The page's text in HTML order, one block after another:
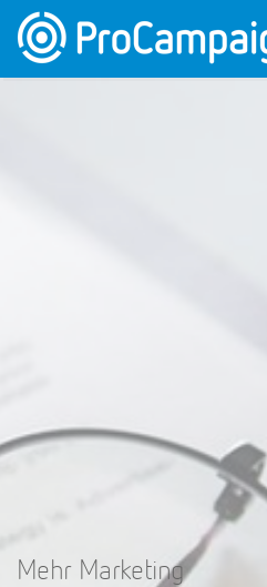
Mehr Marketing